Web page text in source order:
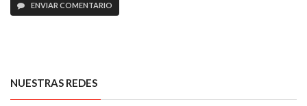
ENVIAR COMENTARIO
NUESTRAS REDES